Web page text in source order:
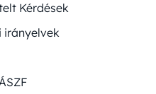
Kérdések
irányelvek